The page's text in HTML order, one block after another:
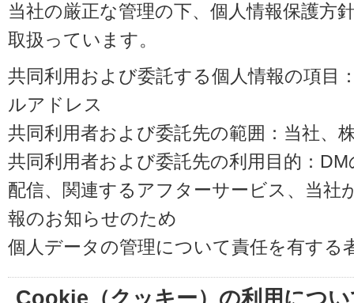
当社の厳正な管理の下、個人情報保護方
取扱っています。
共同利用および委託する個人情報の項目
ルアドレス
共同利用者および委託先の範囲：当社、
共同利用者および委託先の利用目的：
配信、関連するアフターサービス、当社
報のお知らせのため
個人データの管理について責任を有する
Cookie（クッキー）の利用につ